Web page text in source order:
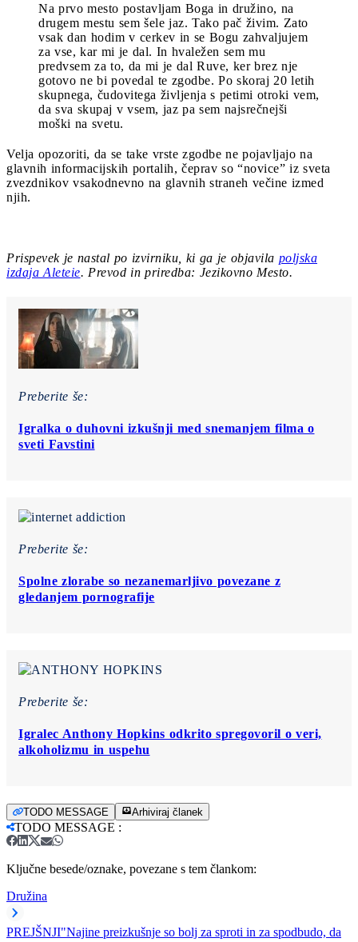
Na prvo mesto postavljam Boga in družino, na
drugem mestu sem šele jaz. Tako pač živim. Zato
vsak dan hodim v cerkev in se Bogu zahvaljujem
za vse, kar mi je dal. In hvaležen sem mu
predvsem za to, da mi je dal Ruve, ker brez nje
gotovo ne bi povedal te zgodbe. Po skoraj 20 letih
skupnega, čudovitega življenja s petimi otroki vem,
da sva skupaj v vsem, jaz pa sem najsrečnejši
moški na svetu.
Velja opozoriti, da se take vrste zgodbe ne pojavljajo na
glavnih informacijskih portalih, čeprav so “novice” iz sveta
zvezdnikov vsakodnevno na glavnih straneh večine izmed
njih.
Prispevek je nastal po izvirniku, ki ga je objavila poljska
izdaja Aleteie. Prevod in priredba: Jezikovno Mesto.
Preberite še:
Igralka o duhovni izkušnji med snemanjem filma o
sveti Favstini
Preberite še:
Spolne zlorabe so nezanemarljivo povezane z
gledanjem pornografije
Preberite še:
Igralec Anthony Hopkins odkrito spregovoril o veri,
alkoholizmu in uspehu
TODO MESSAGE Arhiviraj članek
TODO MESSAGE :
Ključne besede/oznake, povezane s tem člankom:
Družina
PREJŠNJI"Najine preizkušnje so bolj za sproti in za spodbudo, da